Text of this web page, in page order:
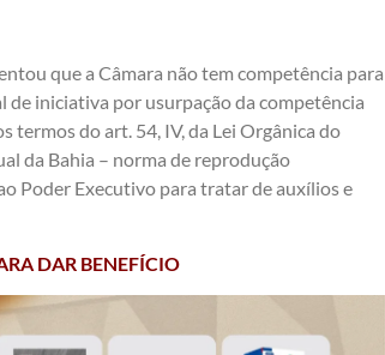
que a Câmara não tem competência para
de iniciativa por usurpação da competência
termos do art. 54, IV, da Lei Orgânica do
da Bahia – norma de reprodução
Poder Executivo para tratar de auxílios e
DAR BENEFÍCIO